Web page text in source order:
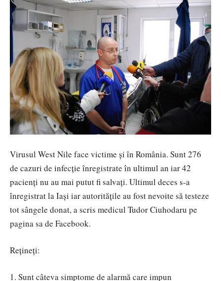
Virusul West Nile face victime și în România. Sunt 276
de cazuri de infecţie înregistrate în ultimul an iar 42
pacienți nu au mai putut fi salvați. Ultimul deces s-a
înregistrat la Iași iar autorităţile au fost nevoite să testeze
tot sângele donat, a scris medicul Tudor Ciuhodaru pe
pagina sa de Facebook.
Rețineți:
1. Sunt câteva simptome de alarmă care impun